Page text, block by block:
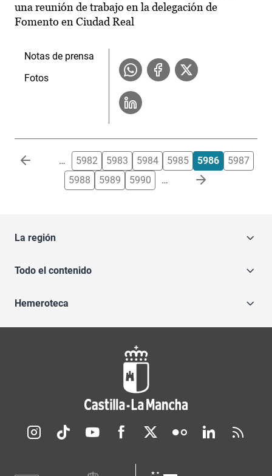
una reunión de trabajo en la delegación de
Fomento en Ciudad Real
Notas de prensa
Fotos
Paginación … 5982 5983 5984 5985 5986
5987
5988
5989 5990 …
La región
Todo el contenido
Hemeroteca
Redes sociales JCCM